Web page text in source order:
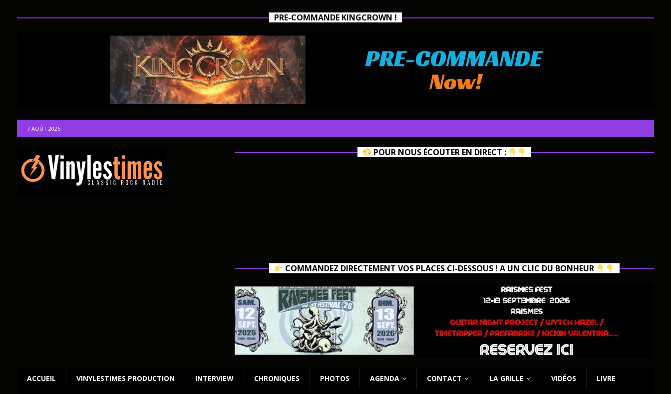
PRE-COMMANDE KINGCROWN !
7 AOÛT 2026
POUR NOUS ÉCOUTER EN DIRECT :
COMMANDEZ DIRECTEMENT VOS PLACES CI-DESSOUS ! A UN CLIC DU BONHEUR
ACCUEIL VINYLESTIMES PRODUCTION INTERVIEW CHRONIQUES PHOTOS AGENDA CONTACT LA GRILLE VIDÉOS LIVRE